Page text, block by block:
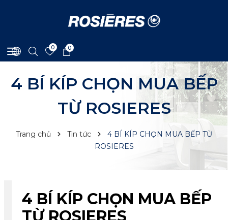
0 0
4 BÍ KÍP CHỌN MUA BẾP
TỪ ROSIERES
Trang chủ Tin tức
4 BÍ KÍP CHỌN MUA BẾP TỪ
ROSIERES
4 BÍ KÍP CHỌN MUA BẾP
TỪ ROSIERES